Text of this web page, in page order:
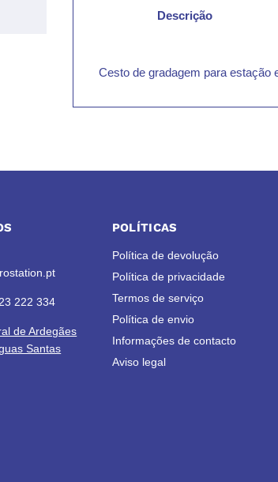
Descrição
Cesto de gradagem para estação
222 334
de Ardegães
Santas
POLÍTICAS
Política de devolução
Política de privacidade
Termos de serviço
Política de envio
Informações de contacto
Aviso legal